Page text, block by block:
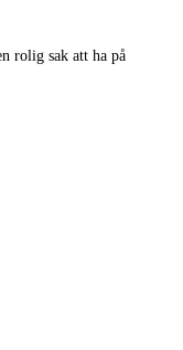
rolig sak att ha på